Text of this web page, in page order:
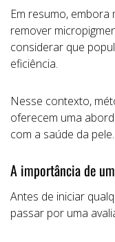
Em resumo,
remover
considerar que
eficiência.
Nesse contexto,
oferecem uma
com a saúde da pele.
A importância de
Antes de iniciar
passar por uma